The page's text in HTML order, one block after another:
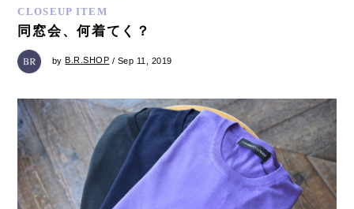
CLOSEUP ITEM
同窓会、何着てく？
by B.R.SHOP / Sep 11, 2019